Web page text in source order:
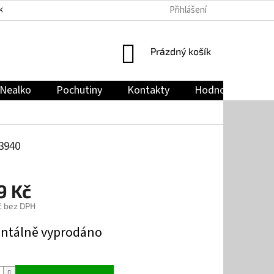
JAK NAKUPOVAT
Přihlášení
NÁKUPNÍ
Prázdný košík
Nealko Pochutiny Kontakty Hodnocení
Kč
bez DPH
vyprodáno